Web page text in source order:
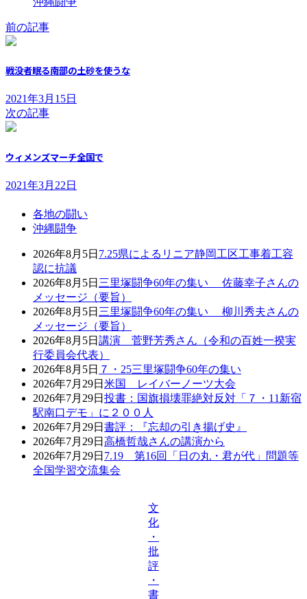
前の記事
戦没者眠る南部の土砂を使うな
2021年3月15日
次の記事
ウィメンズマーチ全国で
2021年3月22日
各地の闘い
沖縄闘争
2026年8月5日 7.25県によるリニア静岡工区工事着工容
認に抗議
2026年8月5日 三里塚闘争60年の集い 佐藤幸子さんの
メッセージ（要旨）
2026年8月5日 三里塚闘争60年の集い 柳川秀夫さんの
メッセージ（要旨）
2026年8月5日 講演 菅野芳秀さん（令和の百姓一揆実
行委員会代表）
2026年8月5日 ７・25三里塚闘争60年の集い
2026年7月29日 米国 レイバーノーツ大会
2026年7月29日 投書：国旗損壊罪絶対反対「７・11新宿
駅南口デモ」に２００人
2026年7月29日 書評：『忘却の引き揚げ史』
2026年7月29日 高橋哲哉さんの講演から
2026年7月29日 7.19 第16回「日の丸・君が代」問題等
全国学習交流集会
文
化
・
批
評
・
書